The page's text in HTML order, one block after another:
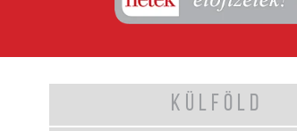
KÜLFÖLD